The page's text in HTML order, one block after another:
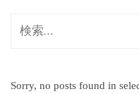
Sorry, no posts found in